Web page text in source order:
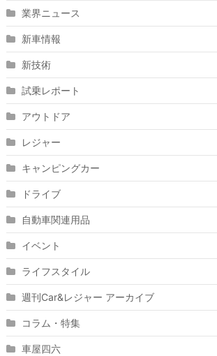
業界ニュース
新車情報
新技術
試乗レポート
アウトドア
レジャー
キャンピングカー
ドライブ
自動車関連用品
イベント
ライフスタイル
週刊Car&レジャー アーカイブ
コラム・特集
車屋四六